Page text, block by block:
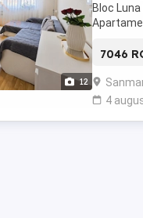
12
Bloc
7046
4